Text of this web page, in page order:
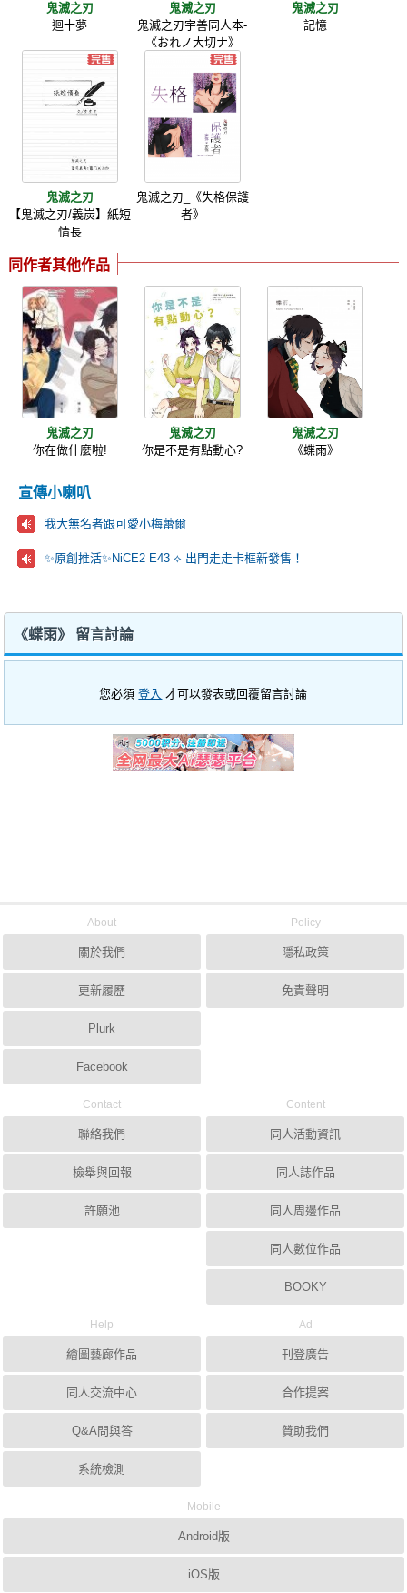
鬼滅之刃
迴十夢
鬼滅之刃
鬼滅之刃宇善同人本-
《おれノ大切ナ》
鬼滅之刃
記憶
鬼滅之刃
【鬼滅之刃/義炭】紙短
情長
鬼滅之刃_《失格保護
者》
同作者其他作品
鬼滅之刃
你在做什麼啦!
鬼滅之刃
你是不是有點動心?
鬼滅之刃
《蝶雨》
宣傳小喇叭
我大無名者跟可愛小梅蕾爾
✨原創推活✨NiCE2 E43 ⟡ 出門走走卡框新發售！
《蝶雨》 留言討論
您必須登入 才可以發表或回覆留言討論
About
關於我們
更新履歷
Plurk
Facebook
Policy
隱私政策
免責聲明
Contact
聯絡我們
檢舉與回報
許願池
Content
同人活動資訊
同人誌作品
同人周邊作品
同人數位作品
BOOKY
Help
繪圖藝廊作品
同人交流中心
Q&A問與答
系統檢測
Ad
刊登廣告
合作提案
贊助我們
Mobile
Android版
iOS版